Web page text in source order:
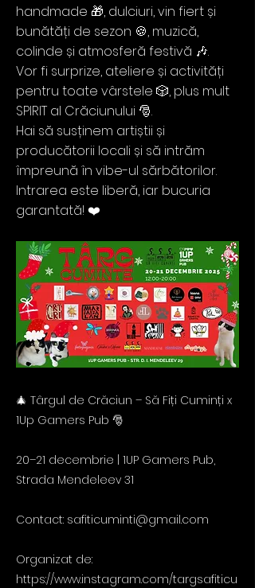
handmade 🎁, dulciuri, vin fiert și
bunătăți de sezon 🍪, muzică,
colinde și atmosferă festivă 🎶.
Vor fi surprize, ateliere și activități
pentru toate vârstele 🎲, plus mult
SPIRIT al Crăciunului 🎅.
Hai să susținem artiștii și
producătorii locali și să intrăm
împreună în vibe-ul sărbătorilor.
Intrarea este liberă, iar bucuria
garantată! ❤️
🎄 Târgul de Crăciun – Să Fiți Cuminți x
1Up Gamers Pub 🎅
20–21 decembrie | 1UP Gamers Pub,
Strada Mendeleev 31
Contact: safiticuminti@gmail.com
Organizat de:
https://www.instagram.com/targsafiticu